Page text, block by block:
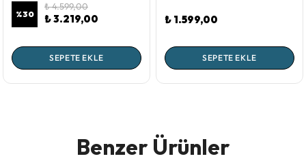
%30
₺ 4.599,00
₺ 3.219,00
SEPETE EKLE
₺ 1.599,00
SEPETE EKLE
Benzer Ürünler